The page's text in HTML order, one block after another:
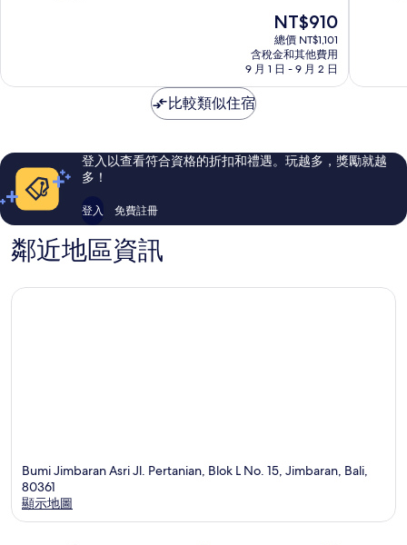
店
灣
夠
評
論
現
在
價
格
為
NT$910
總價 NT$1,101
含稅金和其他費用
9 月 1 日 - 9 月 2 日
夠
評
論
比較類似住宿
登入以查看符合資格的折扣和禮遇。玩越多，獎勵就越
多！
登入 免費註冊
鄰近地區資訊
Bumi Jimbaran Asri Jl. Pertanian, Blok L No. 15, Jimbaran, Bali,
80361
顯示地圖